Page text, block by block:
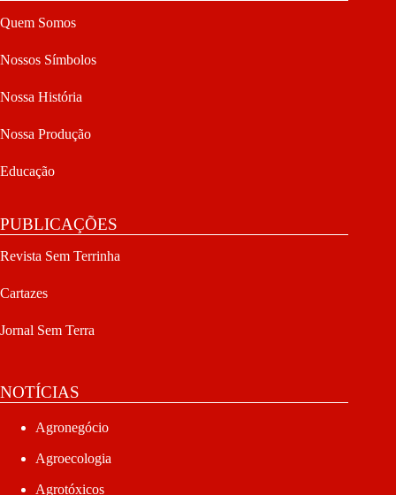
Quem Somos
Nossos Símbolos
Nossa História
Nossa Produção
Educação
PUBLICAÇÕES
Revista Sem Terrinha
Cartazes
Jornal Sem Terra
NOTÍCIAS
Agronegócio
Agroecologia
Agrotóxicos